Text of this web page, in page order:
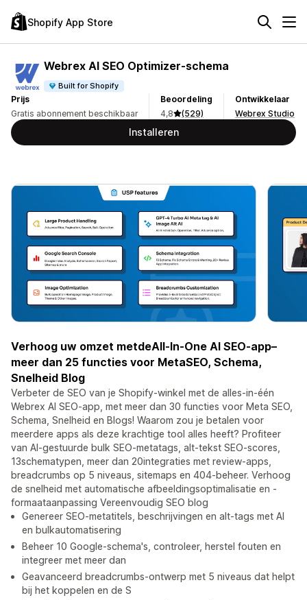
Shopify App Store
Webrex AI SEO Optimizer‑schema
Built for Shopify
Prijs
Gratis abonnement beschikbaar
Beoordeling
4,8
(529)
Ontwikkelaar
Webrex Studio
Installeren
Verhoog uw omzet metdeAll-In-One AI SEO-app–
meer dan 25 functies voor MetaSEO, Schema,
Snelheid Blog
Verbeter de SEO van je Shopify-winkel met de alles-in-één
Webrex AI SEO-app, met meer dan 30 functies voor Meta SEO,
Schema, Snelheid en Blogs! Waarom zou je betalen voor
meerdere apps als deze krachtige tool alles heeft? Profiteer
van AI-gestuurde bulk SEO-metatags, alt-tekst SEO-scores,
13schematypen, meer dan 20integraties met review-apps,
breadcrumbs op 5 niveaus, sitemaps en 404-beheer. Verhoog
de snelheid met automatische afbeeldingsoptimalisatie en -
formaataanpassing Vereenvoudig SEO blog
Genereer SEO-metatitels, beschrijvingen en alt-tags met AI
en bulkautomatisering
Beheer 10 Google-schema's, controleer, herstel fouten en
integreer met meer dan
Geavanceerd breadcrumbs-ontwerp met 5 niveaus dat helpt
bij het koppelen en de S